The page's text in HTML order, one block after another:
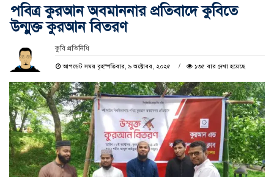
পবিত্র কুরআন অবমাননার প্রতিবাদে কুবিতে
উন্মুক্ত কুরআন বিতরণ
কুবি প্রতিনিধি
আপডেট সময় বৃহস্পতিবার, ৯ অক্টোবর, ২০২৫ ১৩৫ বার দেখা হয়েছে